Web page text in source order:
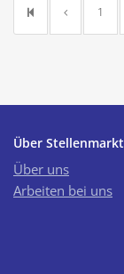
1
Über
Über uns
Arbeiten bei uns